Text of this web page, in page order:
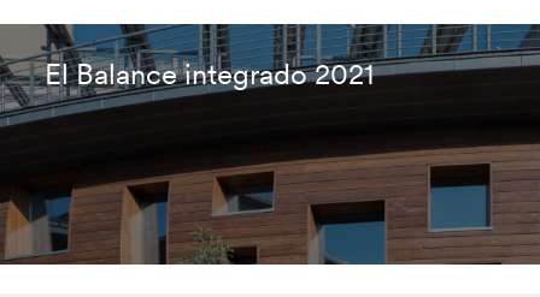
El Balance integrado 2021